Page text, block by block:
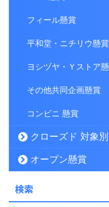
フィール懸賞
平和堂・ニチリウ懸賞
ヨシヅヤ・Ｙストア
その他共同企画懸賞
コンビニ 懸賞
クローズド 対象別
オープン懸賞
検索